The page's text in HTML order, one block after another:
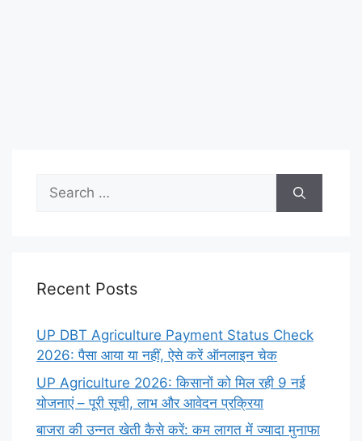
Search
for:
Recent Posts
UP DBT Agriculture Payment Status Check
2026: पैसा आया या नहीं, ऐसे करें ऑनलाइन चेक
UP Agriculture 2026: किसानों को मिल रही 9 नई
योजनाएं – पूरी सूची, लाभ और आवेदन प्रक्रिया
बाजरा की उन्नत खेती कैसे करें: कम लागत में ज्यादा मुनाफा